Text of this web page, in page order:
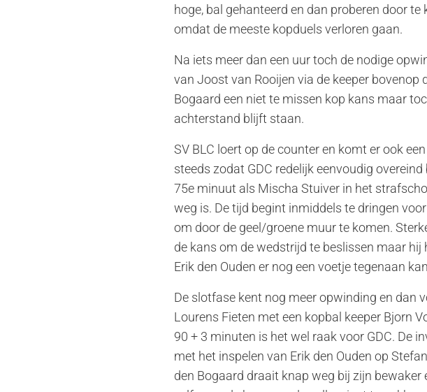
hoge, bal gehanteerd en dan proberen door
omdat de meeste kopduels verloren gaan.
Na iets meer dan een uur toch de nodige
van Joost van Rooijen via de keeper
Bogaard een niet te missen kop kans maar
achterstand blijft staan.
SV BLC loert op de counter en komt er ook
steeds zodat GDC redelijk eenvoudig
75e minuut als Mischa Stuiver in het
weg is. De tijd begint inmiddels te dringen
om door de geel/groene muur te komen.
de kans om de wedstrijd te beslissen maar
Erik den Ouden er nog een voetje tegenaan
De slotfase kent nog meer opwinding en dan
Lourens Fieten met een kopbal keeper Bjorn
90 + 3 minuten is het wel raak voor GDC. De
met het inspelen van Erik den Ouden op
den Bogaard draait knap weg bij zijn